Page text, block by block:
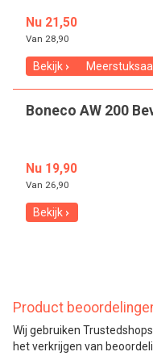
Nu 21,50
Van 28,90
Bekijk
Boneco AW 200
Nu 19,90
Van 26,90
Bekijk
Product
Wij gebruiken
het verkrijgen van